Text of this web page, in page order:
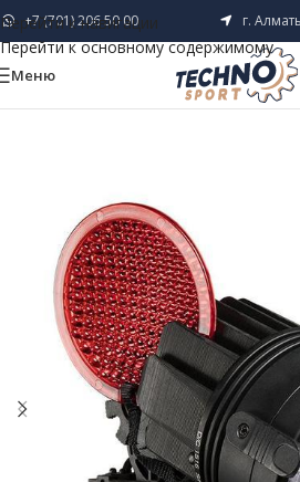
Перейти к навигации
Перейти к основному содержимому
+7 (701) 206 50 00 г.
Меню